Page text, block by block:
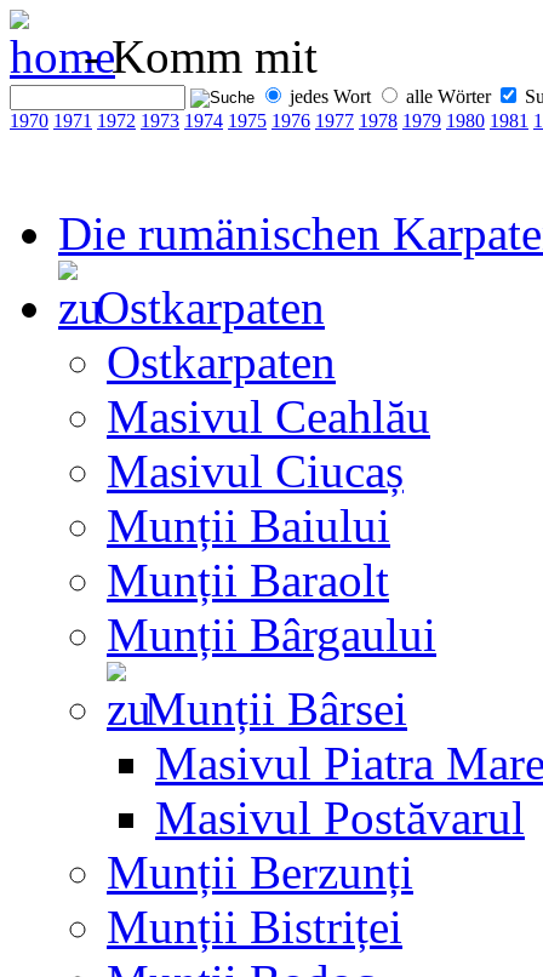
- Komm mit
jedes Wort alle Wörter
1970 1971 1972 1973 1974 1975 1976 1977 1978 1979 1980 1981
Die rumänischen
Ostkarpaten
Ostkarpaten
Masivul Ceahlău
Masivul Ciucaș
Munții Baiului
Munții Baraolt
Munții Bârgaului
Munții Bârsei
Masivul Piatra
Masivul Postăvarul
Munții Berzunți
Munții Bistriței